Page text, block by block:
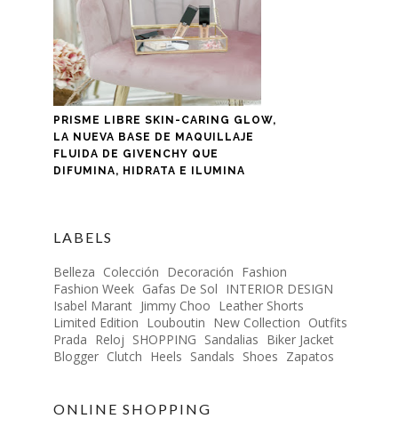
PRISME LIBRE SKIN-CARING GLOW,
LA NUEVA BASE DE MAQUILLAJE
FLUIDA DE GIVENCHY QUE
DIFUMINA, HIDRATA E ILUMINA
LABELS
Belleza Colección Decoración Fashion
Fashion Week Gafas De Sol INTERIOR DESIGN
Isabel Marant Jimmy Choo Leather Shorts
Limited Edition Louboutin New Collection Outfits
Prada Reloj SHOPPING Sandalias Biker Jacket
Blogger Clutch Heels Sandals Shoes Zapatos
ONLINE SHOPPING